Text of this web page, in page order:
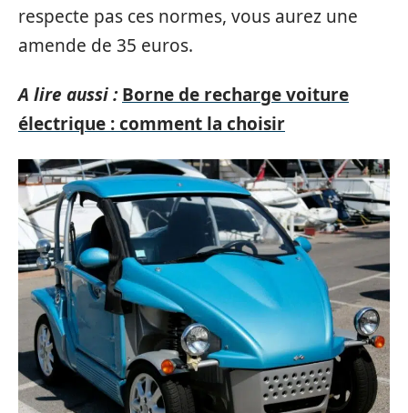
respecte pas ces normes, vous aurez une
amende de 35 euros.
A lire aussi : Borne de recharge voiture
électrique : comment la choisir